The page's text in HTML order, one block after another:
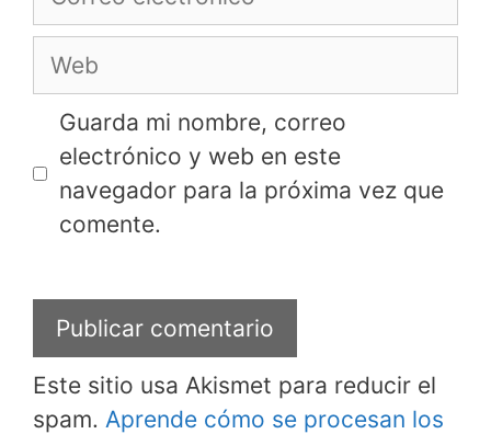
electrónico
Web
Guarda mi nombre, correo
electrónico y web en este
navegador para la próxima vez que
comente.
Este sitio usa Akismet para reducir el
spam. Aprende cómo se procesan los